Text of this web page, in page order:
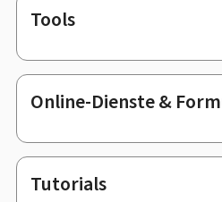
Footer
Tools
Online-Dienste &
Tutorials